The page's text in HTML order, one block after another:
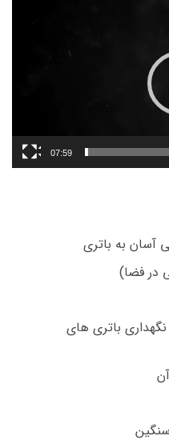
07:59
آسان به باتری
در فضا)
باتری های